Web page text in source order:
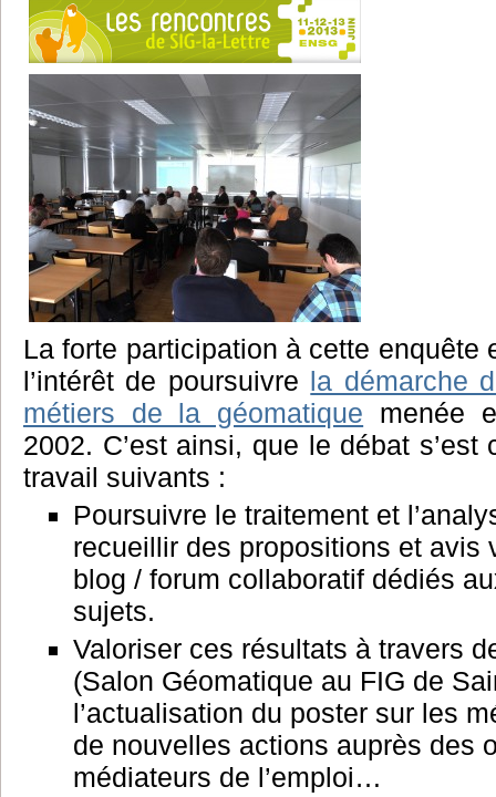
La forte participation à cette enquête
l’intérêt de poursuivre la démarche
métiers de la géomatique menée
2002. C’est ainsi, que le débat
travail suivants :
Poursuivre le traitement et
recueillir des propositions et avis
blog / forum collaboratif dédiés
sujets.
Valoriser ces résultats à travers
(Salon Géomatique au FIG de
l’actualisation du poster sur les
de nouvelles actions auprès des
médiateurs de l’emploi…